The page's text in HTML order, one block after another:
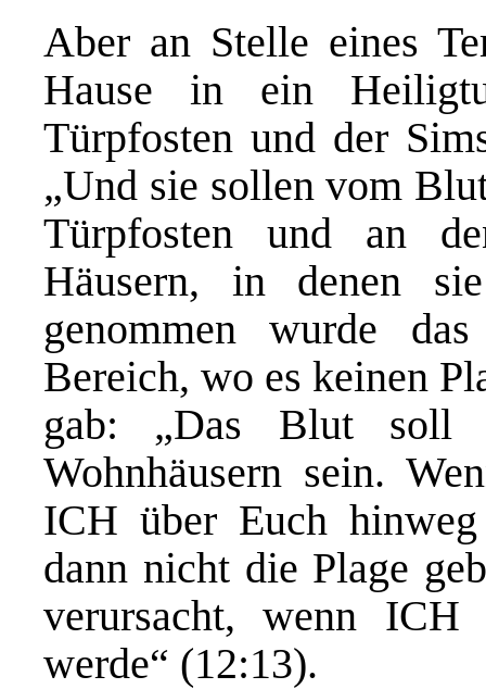
Aber an Stelle eines
Hause in ein
Türpfosten und der
„Und sie sollen vom
Türpfosten und an
Häusern, in denen
genommen wurde
Bereich, wo es keinen
gab: „Das Blut soll
Wohnhäusern sein.
ICH über Euch
dann nicht die Plage
verursacht, wenn ICH
werde“ (12:13).